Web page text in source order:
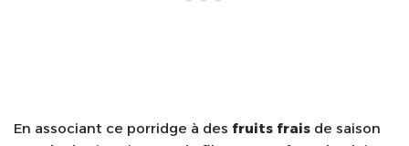
En associant ce porridge à des fruits frais de saison